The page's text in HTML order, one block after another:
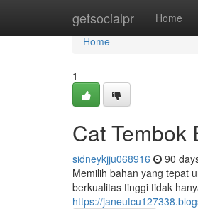
getsocialpr Home
Home
Home
1
Cat Tembok
sidneykjju068916 90
Memilih bahan yang tepat
berkualitas tinggi tidak
https://